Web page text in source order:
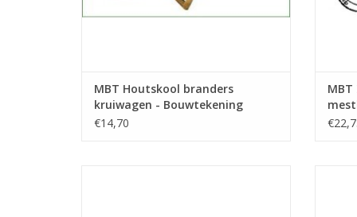
MBT Houtskool branders
kruiwagen - Bouwtekening
Schaal 1 : 8 (40.32.004)
€14,70